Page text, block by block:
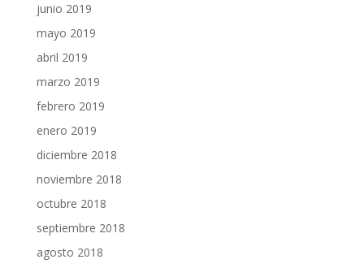
junio 2019
mayo 2019
abril 2019
marzo 2019
febrero 2019
enero 2019
diciembre 2018
noviembre 2018
octubre 2018
septiembre 2018
agosto 2018